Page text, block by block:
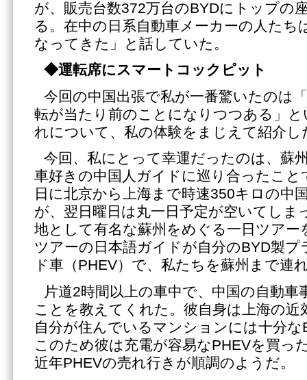
が、販売台数372万台のBYDにトップの
る。在中の日系自動車メーカーの人たち
なってきた」と話していた。
◆運転席にスマートコックピット
今回の中国出張で私が一番驚いたのは
転が当たり前のことになりつつある」
れについて、私の体験をまじえて紹介し
今回、私にとって幸運だったのは、蘇
車好きの中国人ガイドに巡り合ったこと
日に北京から上海まで時速350キロの中
が、翌日曜日は丸一日予定が空いてしま
地として有名な蘇州をめぐる一日ツアー
ツアーの日本語ガイドが自分のBYD製
ド車（PHEV）で、私たちを蘇州まで連
片道2時間以上の車中で、中国の自動
ことを教えてくれた。彼自身は上海の近
自分が住んでいるマンションには十分
このため彼は充電が容易なPHEVを買っ
近年PHEVの売れ行きが順調のようだ。